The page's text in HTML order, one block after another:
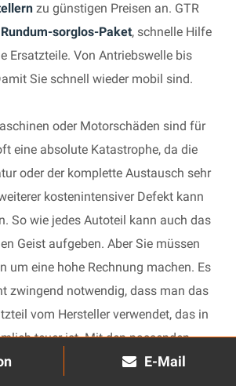
E-Mail
zu günstigen Preisen an. GTR
Rundum-sorglos-Paket, schnelle Hilfe
Ersatzteile. Von Antriebswelle bis
Sie schnell wieder mobil sind.
oder Motorschäden sind für
eine absolute Katastrophe, da die
oder der komplette Austausch sehr
kostenintensiver Defekt kann
So wie jedes Autoteil kann auch das
Geist aufgeben. Aber Sie müssen
um eine hohe Rechnung machen. Es
zwingend notwendig, dass man das
vom Hersteller verwendet, das in
teuer ist. Mit den passenden
jedes gebrauchte Getriebe schnell